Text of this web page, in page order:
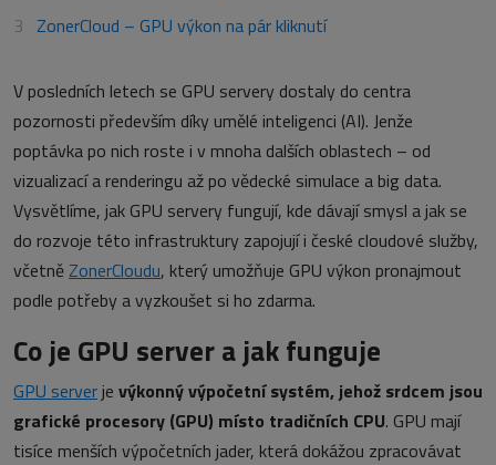
ZonerCloud – GPU výkon na pár kliknutí
V posledních letech se GPU servery dostaly do centra
pozornosti především díky umělé inteligenci (AI). Jenže
poptávka po nich roste i v mnoha dalších oblastech – od
vizualizací a renderingu až po vědecké simulace a big data.
Vysvětlíme, jak GPU servery fungují, kde dávají smysl a jak se
do rozvoje této infrastruktury zapojují i české cloudové služby,
včetněZonerCloudu, který umožňuje GPU výkon pronajmout
podle potřeby a vyzkoušet si ho zdarma.
Co je GPU server a jak funguje
GPU serverje výkonný výpočetní systém, jehož srdcem jsou
grafické procesory (GPU) místo tradičních CPU. GPU mají
tisíce menších výpočetních jader, která dokážou zpracovávat